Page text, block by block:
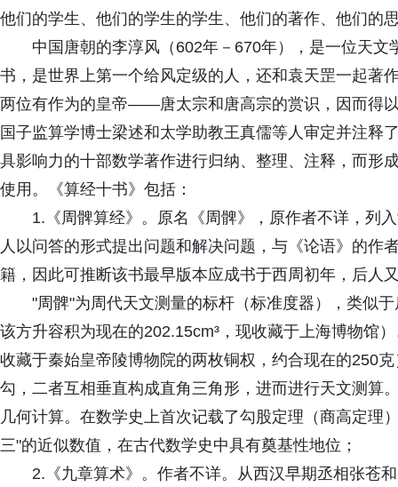
他们的学生、他们的学生的学生、他们的著作、他们的
中国唐朝的李淳风（602年－670年），是一位天
书，是世界上第一个给风定级的人，还和袁天罡一起著
两位有作为的皇帝——唐太宗和唐高宗的赏识，因而得
国子监算学博士梁述和太学助教王真儒等人审定并注释
具影响力的十部数学著作进行归纳、整理、注释，而形
使用。《算经十书》包括：
1.《周髀算经》。原名《周髀》，原作者不详，列
人以问答的形式提出问题和解决问题，与《论语》的作
籍，因此可推断该书最早版本应成书于西周初年，后人
"周髀"为周代天文测量的标杆（标准度器），类似
该方升容积为现在的202.15cm³，现收藏于上海博物馆
收藏于秦始皇帝陵博物院的两枚铜权，约合现在的250
勾，二者互相垂直构成直角三角形，进而进行天文测算
几何计算。在数学史上首次记载了勾股定理（商高定理
三"的近似数值，在古代数学史中具有奠基性地位；
2.《九章算术》。作者不详。从西汉早期丞相张苍